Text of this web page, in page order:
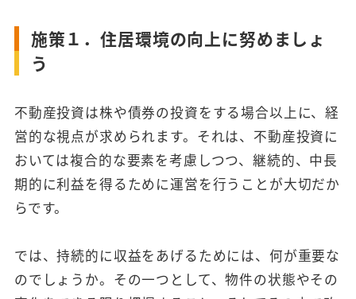
施策１．住居環境の向上に努めましょ
う
不動産投資は株や債券の投資をする場合以上に、経
営的な視点が求められます。それは、不動産投資に
おいては複合的な要素を考慮しつつ、継続的、中長
期的に利益を得るために運営を行うことが大切だか
らです。
では、持続的に収益をあげるためには、何が重要な
のでしょうか。その一つとして、物件の状態やその